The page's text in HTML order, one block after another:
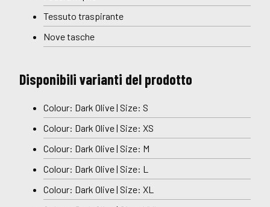
Tessuto traspirante
Nove tasche
Disponibili varianti del prodotto
Colour: Dark Olive | Size: S
Colour: Dark Olive | Size: XS
Colour: Dark Olive | Size: M
Colour: Dark Olive | Size: L
Colour: Dark Olive | Size: XL